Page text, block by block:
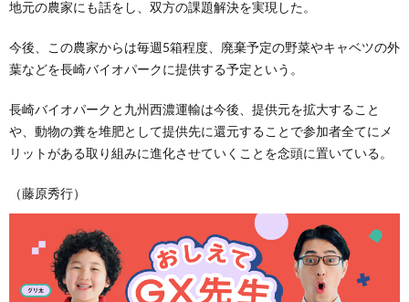
地元の農家にも話をし、双方の課題解決を実現した。
今後、この農家からは毎週5箱程度、廃棄予定の野菜やキャベツの外
葉などを長崎バイオパークに提供する予定という。
長崎バイオパークと九州西濃運輸は今後、提供元を拡大すること
や、動物の糞を堆肥として提供先に還元することで参加者全てにメ
リットがある取り組みに進化させていくことを念頭に置いている。
（藤原秀行）